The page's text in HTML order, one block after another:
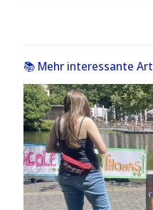
📚 Mehr interessante